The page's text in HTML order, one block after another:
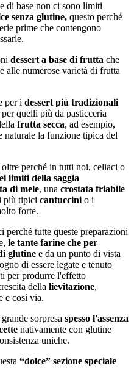
di base non ci sono limiti
senza glutine, questo perché
prime che contengono
dessert a base di frutta che
alle numerose varietà di frutta
per i dessert più tradizionali
quelli più da pasticceria
frutta secca, ad esempio,
naturale la funzione tipica del
perché in tutti noi, celiaci o
limiti della saggia
di mele, una crostata friabile
più tipici cantuccinio i
forte.
tutte queste preparazioni
le tante farine che per
glutine e da un punto di vista
di essere legate e tenuto
per produrre l'effetto
della lievitazione,
e così via.
sorpresa spesso l'assenza
nativamente con glutine
uniche.
“dolce” sezione speciale